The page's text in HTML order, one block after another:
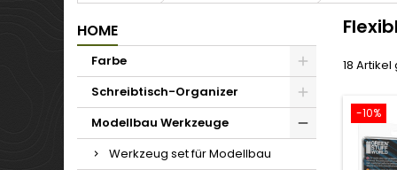
HOME
Farbe
Schreibtisch-Organizer
Modellbau Werkzeuge
Werkzeug set für Modellbau
18
-10%